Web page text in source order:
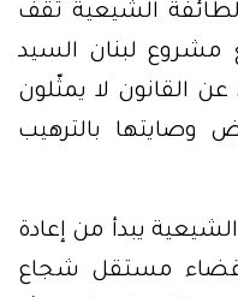
الشيعية تقف
مشروع لبنان السيد
القانون لا يمثّلون
وصايتها بالترهيب
يبدأ من إعادة
قضاء مستقل شجاع